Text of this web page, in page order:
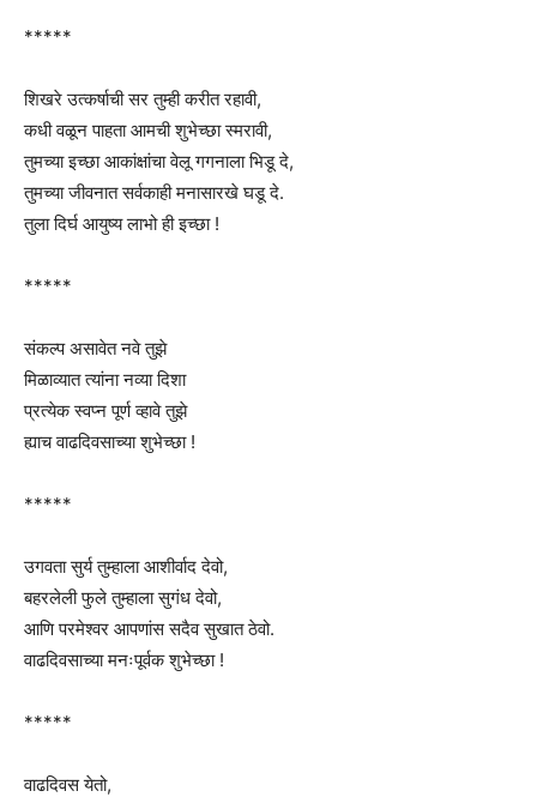
*****
शिखरे उत्कर्षाची सर तुम्ही करीत रहावी,
कधी वळून पाहता आमची शुभेच्छा स्मरावी,
तुमच्या इच्छा आकांक्षांचा वेलू गगनाला भिडू दे,
तुमच्या जीवनात सर्वकाही मनासारखे घडू दे.
तुला दिर्घ आयुष्य लाभो ही इच्छा !
*****
संकल्प असावेत नवे तुझे
मिळाव्यात त्यांना नव्या दिशा
प्रत्येक स्वप्न पूर्ण व्हावे तुझे
ह्याच वाढदिवसाच्या शुभेच्छा !
*****
उगवता सुर्य तुम्हाला आशीर्वाद देवो,
बहरलेली फुले तुम्हाला सुगंध देवो,
आणि परमेश्वर आपणांस सदैव सुखात ठेवो.
वाढदिवसाच्या मनःपूर्वक शुभेच्छा !
*****
वाढदिवस येतो,